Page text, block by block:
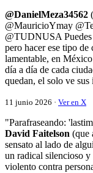
@DanielMeza34562
@MauricioYmay
@TUDNUSA Puedes
pero hacer ese tipo
lamentable, en
día a día de cada
quedan, el solo ve sus
11 junio 2026 · Ver en X
"Parafraseando:
David Faitelson (que
sensato al lado de
un radical silencioso y
violento contra